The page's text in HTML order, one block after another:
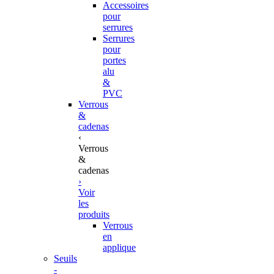
Accessoires
pour
serrures
Serrures
pour
portes
alu
&
PVC
Verrous
&
cadenas
‹
Verrous
&
cadenas
›
Voir
les
produits
Verrous
en
applique
Seuils
-